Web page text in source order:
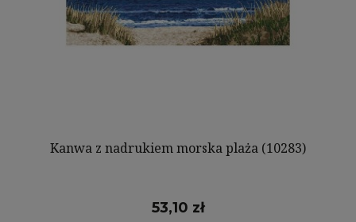
Kanwa z nadrukiem morska plaża (10283)
53,10 zł